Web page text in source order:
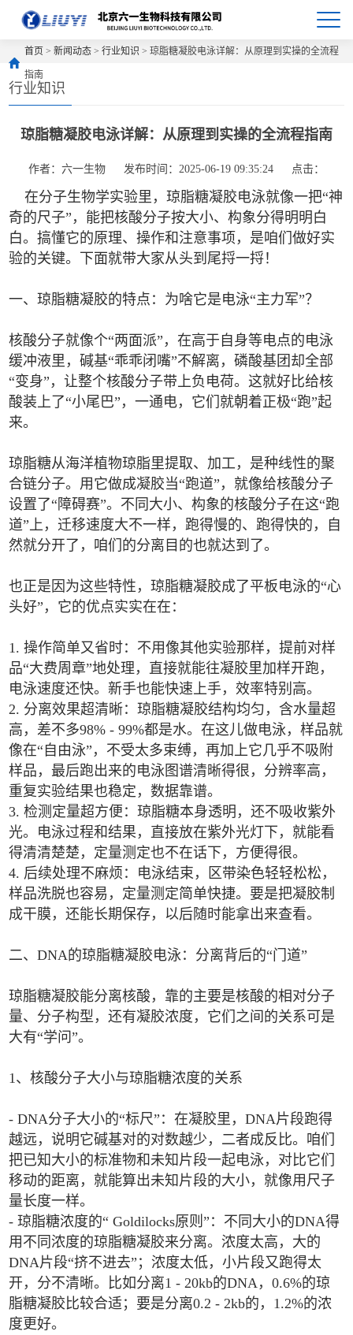
首页 >新闻动态 >行业知识 > 琼脂糖凝胶电泳详解：从原理到实操的全流程
指南
行业知识
琼脂糖凝胶电泳详解：从原理到实操的全流程指南
作者：六一生物 发布时间：2025-06-19 09:35:24 点击：
在分子生物学实验里，琼脂糖凝胶电泳就像一把“神
奇的尺子”，能把核酸分子按大小、构象分得明明白
白。搞懂它的原理、操作和注意事项，是咱们做好实
验的关键。下面就带大家从头到尾捋一捋！
一、琼脂糖凝胶的特点：为啥它是电泳“主力军”？
核酸分子就像个“两面派”，在高于自身等电点的电泳
缓冲液里，碱基“乖乖闭嘴”不解离，磷酸基团却全部
“变身”，让整个核酸分子带上负电荷。这就好比给核
酸装上了“小尾巴”，一通电，它们就朝着正极“跑”起
来。
琼脂糖从海洋植物琼脂里提取、加工，是种线性的聚
合链分子。用它做成凝胶当“跑道”，就像给核酸分子
设置了“障碍赛”。不同大小、构象的核酸分子在这“跑
道”上，迁移速度大不一样，跑得慢的、跑得快的，自
然就分开了，咱们的分离目的也就达到了。
也正是因为这些特性，琼脂糖凝胶成了平板电泳的“心
头好”，它的优点实实在在：
1. 操作简单又省时：不用像其他实验那样，提前对样
品“大费周章”地处理，直接就能往凝胶里加样开跑，
电泳速度还快。新手也能快速上手，效率特别高。
2. 分离效果超清晰：琼脂糖凝胶结构均匀，含水量超
高，差不多98% - 99%都是水。在这儿做电泳，样品就
像在“自由泳”，不受太多束缚，再加上它几乎不吸附
样品，最后跑出来的电泳图谱清晰得很，分辨率高，
重复实验结果也稳定，数据靠谱。
3. 检测定量超方便：琼脂糖本身透明，还不吸收紫外
光。电泳过程和结果，直接放在紫外光灯下，就能看
得清清楚楚，定量测定也不在话下，方便得很。
4. 后续处理不麻烦：电泳结束，区带染色轻轻松松，
样品洗脱也容易，定量测定简单快捷。要是把凝胶制
成干膜，还能长期保存，以后随时能拿出来查看。
二、DNA的琼脂糖凝胶电泳：分离背后的“门道”
琼脂糖凝胶能分离核酸，靠的主要是核酸的相对分子
量、分子构型，还有凝胶浓度，它们之间的关系可是
大有“学问”。
1、核酸分子大小与琼脂糖浓度的关系
- DNA分子大小的“标尺”：在凝胶里，DNA片段跑得
越远，说明它碱基对的对数越少，二者成反比。咱们
把已知大小的标准物和未知片段一起电泳，对比它们
移动的距离，就能算出未知片段的大小，就像用尺子
量长度一样。
- 琼脂糖浓度的“ Goldilocks原则”：不同大小的DNA得
用不同浓度的琼脂糖凝胶来分离。浓度太高，大的
DNA片段“挤不进去”；浓度太低，小片段又跑得太
开，分不清晰。比如分离1 - 20kb的DNA，0.6%的琼
脂糖凝胶比较合适；要是分离0.2 - 2kb的，1.2%的浓
度更好。